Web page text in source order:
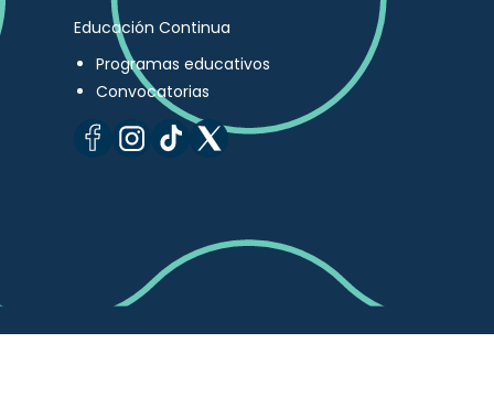
Educación Continua
Programas educativos
Convocatorias